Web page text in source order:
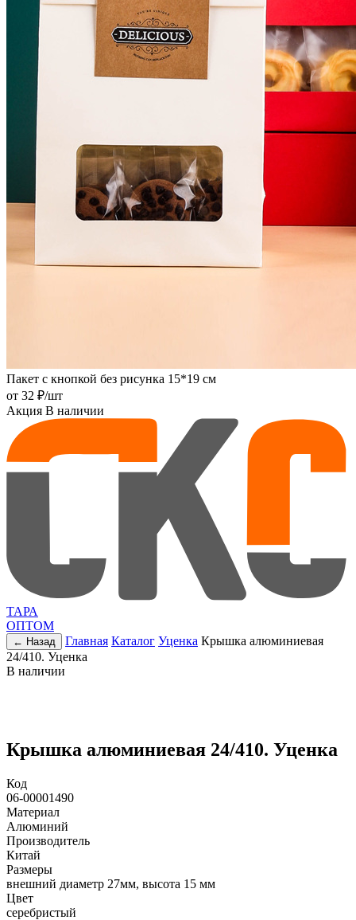
Пакет с кнопкой без рисунка 15*19 см
от 32 ₽/шт
Акция В наличии
ТАРА
ОПТОМ
← Назад Главная Каталог Уценка Крышка алюминиевая
24/410. Уценка
В наличии
Крышка алюминиевая 24/410. Уценка
Код
06-00001490
Материал
Алюминий
Производитель
Китай
Размеры
внешний диаметр 27мм, высота 15 мм
Цвет
серебристый